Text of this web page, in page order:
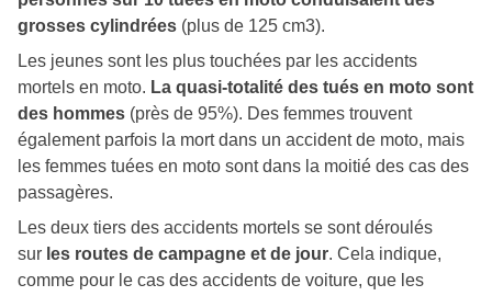
grosses cylindrées (plus de 125 cm3).
Les jeunes sont les plus touchées par les accidents
mortels en moto. La quasi-totalité des tués en moto sont
des hommes (près de 95%). Des femmes trouvent
également parfois la mort dans un accident de moto, mais
les femmes tuées en moto sont dans la moitié des cas des
passagères.
Les deux tiers des accidents mortels se sont déroulés
sur les routes de campagne et de jour. Cela indique,
comme pour le cas des accidents de voiture, que les